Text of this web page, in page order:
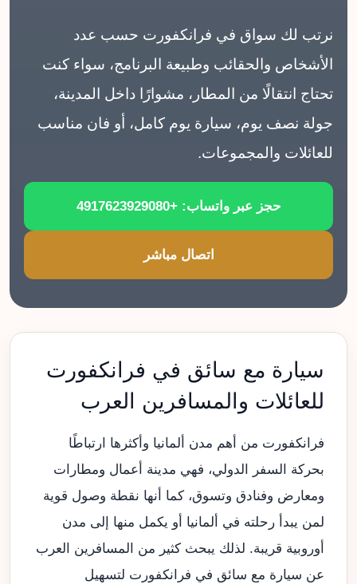
نرتب لك سواق في فرانكفورت حسب عدد
الأشخاص والحقائب وطبيعة البرنامج، سواء كنت
تحتاج انتقالًا من المطار، مشوارًا داخل المدينة،
جولة نصف يوم، سيارة يوم كامل، أو فان مناسب
للعائلات والمجموعات.
حجز عبر واتساب: +4917623929080
اتصال مباشر
سيارة مع سائق في فرانكفورت
للعائلات والمسافرين العرب
فرانكفورت من أهم مدن ألمانيا وأكثرها ارتباطًا
بحركة السفر الدولي، فهي مدينة أعمال ومطارات
ومعارض وفنادق وتسوق، كما أنها نقطة وصول قوية
لمن يبدأ رحلته في ألمانيا أو يكمل منها إلى مدن
أوروبية قريبة. لذلك يبحث كثير من المسافرين العرب
عن سيارة مع سائق في فرانكفورت لتسهيل